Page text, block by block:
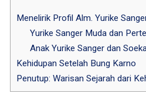
Menelirik Profil Alm. Yurike
Yurike Sanger Muda dan
Anak Yurike Sanger dan
Kehidupan Setelah Bung Karno
Penutup: Warisan Sejarah dari